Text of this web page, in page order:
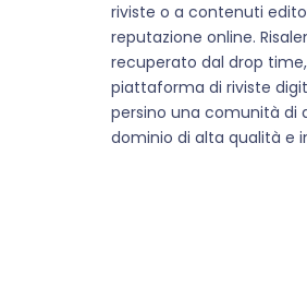
riviste o a contenuti
reputazione online.
recuperato dal drop
piattaforma di riviste
persino una comunità di
dominio di alta qualità e